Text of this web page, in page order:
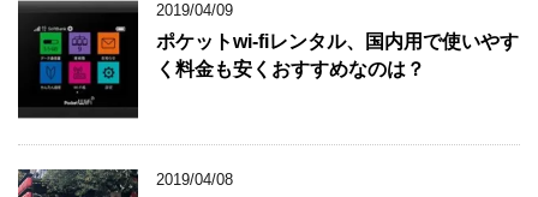
2019/04/09
ポケットwi-fiレンタル、国内用で使いやす
く料金も安くおすすめなのは？
2019/04/08